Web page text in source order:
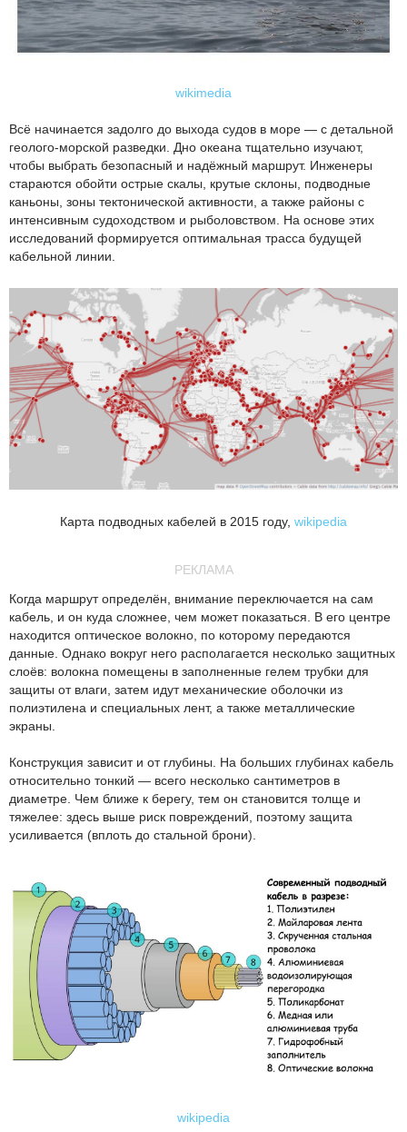
wikimedia
Всё начинается задолго до выхода судов в море — с детальной
геолого-морской разведки. Дно океана тщательно изучают,
чтобы выбрать безопасный и надёжный маршрут. Инженеры
стараются обойти острые скалы, крутые склоны, подводные
каньоны, зоны тектонической активности, а также районы с
интенсивным судоходством и рыболовством. На основе этих
исследований формируется оптимальная трасса будущей
кабельной линии.
Карта подводных кабелей в 2015 году, wikipedia
РЕКЛАМА
Когда маршрут определён, внимание переключается на сам
кабель, и он куда сложнее, чем может показаться. В его центре
находится оптическое волокно, по которому передаются
данные. Однако вокруг него располагается несколько защитных
слоёв: волокна помещены в заполненные гелем трубки для
защиты от влаги, затем идут механические оболочки из
полиэтилена и специальных лент, а также металлические
экраны.
Конструкция зависит и от глубины. На больших глубинах кабель
относительно тонкий — всего несколько сантиметров в
диаметре. Чем ближе к берегу, тем он становится толще и
тяжелее: здесь выше риск повреждений, поэтому защита
усиливается (вплоть до стальной брони).
wikipedia